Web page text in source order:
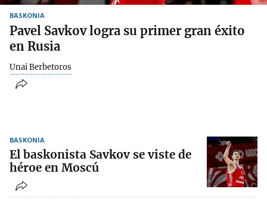
BASKONIA
Pavel Savkov logra su primer gran éxito
en Rusia
Unai Berbetoros
BASKONIA
El baskonista Savkov se viste de
héroe en Moscú